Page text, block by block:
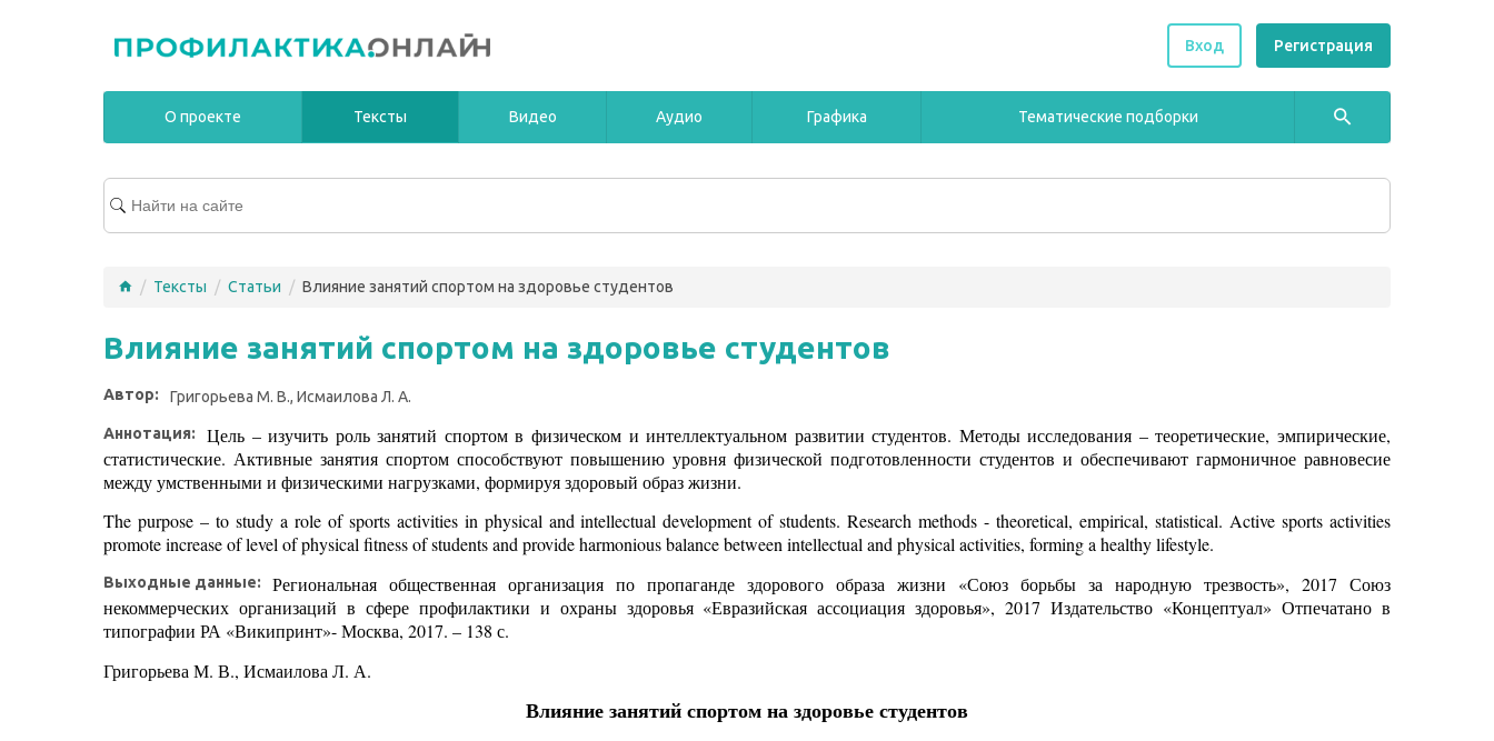
Вход Регистрация
О проекте Тексты Видео Аудио Графика Тематические подборки
/ Тексты / Статьи / Влияние занятий спортом на здоровье студентов
Влияние занятий спортом на здоровье студентов
Автор: Григорьева М. В., Исмаилова Л. А.
Аннотация:
Цель – изучить роль занятий спортом в физическом и интеллектуальном развитии студентов. Методы исследования – теоретические, эмпирические,
статистические. Активные занятия спортом способствуют повышению уровня физической подготовленности студентов и обеспечивают гармоничное равновесие
между умственными и физическими нагрузками, формируя здоровый образ жизни.
The purpose – to study a role of sports activities in physical and intellectual development of students. Research methods - theoretical, empirical, statistical. Active sports activities
promote increase of level of physical fitness of students and provide harmonious balance between intellectual and physical activities, forming a healthy lifestyle.
Выходные данные:
Региональная общественная организация по пропаганде здорового образа жизни «Союз борьбы за народную трезвость», 2017 Союз
некоммерческих организаций в сфере профилактики и охраны здоровья «Евразийская ассоциация здоровья», 2017 Издательство «Концептуал» Отпечатано в
типографии РА «Википринт»- Москва, 2017. – 138 с.
Григорьева М. В., Исмаилова Л. А.
Влияние занятий спортом на здоровье студентов